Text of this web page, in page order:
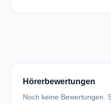
Hörerbewertungen
Noch keine Bewertungen.